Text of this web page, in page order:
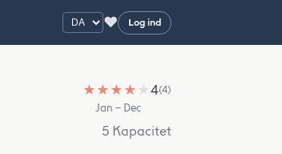
♥ Log ind
★ ★ ★ ★ ★4(4)
Jan – Dec
5 Kapacitet